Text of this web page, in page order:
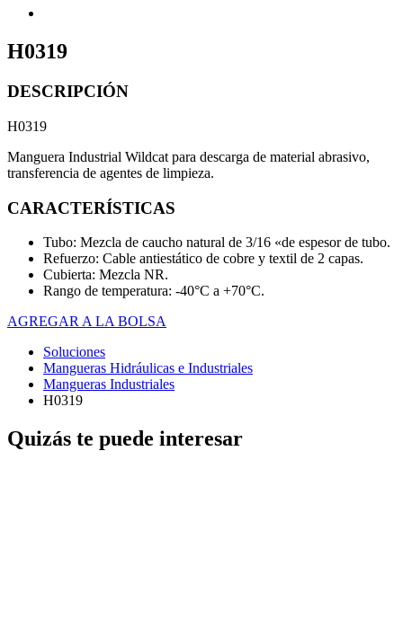
H0319
DESCRIPCIÓN
H0319
Manguera Industrial Wildcat para descarga de material abrasivo,
transferencia de agentes de limpieza.
CARACTERÍSTICAS
Tubo: Mezcla de caucho natural de 3/16 «de espesor de tubo.
Refuerzo: Cable antiestático de cobre y textil de 2 capas.
Cubierta: Mezcla NR.
Rango de temperatura: -40°C a +70°C.
AGREGAR A LA BOLSA
Soluciones
Mangueras Hidráulicas e Industriales
Mangueras Industriales
H0319
Quizás te puede interesar